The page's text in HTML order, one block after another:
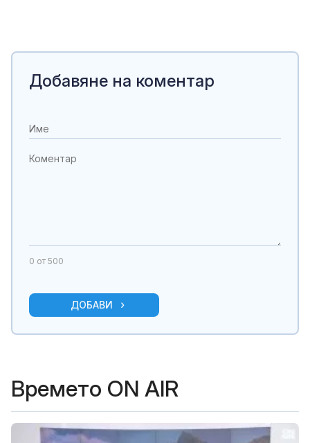
Добавяне на коментар
0 от 500
ДОБАВИ
Времето ON AIR